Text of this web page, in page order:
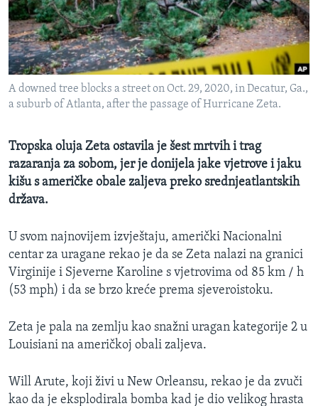
MAGAZIN
O GLASU AMERIKE
Learning English
Jezici
A downed tree blocks a street on Oct. 29, 2020, in Decatur, Ga.,
a suburb of Atlanta, after the passage of Hurricane Zeta.
Tropska oluja Zeta ostavila je šest mrtvih i trag
razaranja za sobom, jer je donijela jake vjetrove i jaku
kišu s američke obale zaljeva preko srednjeatlantskih
država.
U svom najnovijem izvještaju, američki Nacionalni
centar za uragane rekao je da se Zeta nalazi na granici
Virginije i Sjeverne Karoline s vjetrovima od 85 km / h
(53 mph) i da se brzo kreće prema sjeveroistoku.
Zeta je pala na zemlju kao snažni uragan kategorije 2 u
Louisiani na američkoj obali zaljeva.
Will Arute, koji živi u New Orleansu, rekao je da zvuči
kao da je eksplodirala bomba kad je dio velikog hrasta